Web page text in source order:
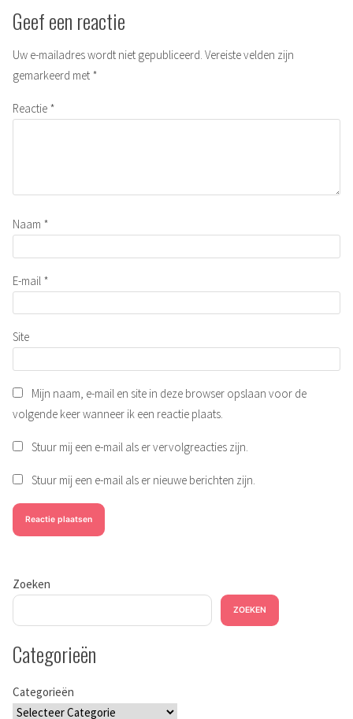
Geef een reactie
Uw e-mailadres wordt niet gepubliceerd. Vereiste velden zijn
gemarkeerd met *
Reactie *
Naam *
E-mail *
Site
Mijn naam, e-mail en site in deze browser opslaan voor de
volgende keer wanneer ik een reactie plaats.
Stuur mij een e-mail als er vervolgreacties zijn.
Stuur mij een e-mail als er nieuwe berichten zijn.
Zoeken
ZOEKEN
Categorieën
Categorieën